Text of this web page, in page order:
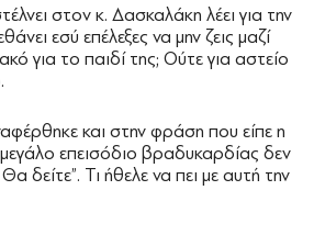
στον κ. Δασκαλάκη λέει για την
εσύ επέλεξες να μην ζεις μαζί
για το παιδί της; Ούτε για αστείο
και στην φράση που είπε η
επεισόδιο βραδυκαρδίας δεν
δείτε”. Τι ήθελε να πει με αυτή την